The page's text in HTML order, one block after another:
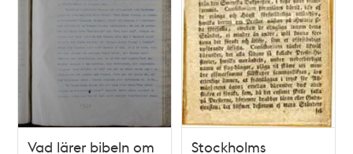
Vad lärer bibeln om
Stockholms